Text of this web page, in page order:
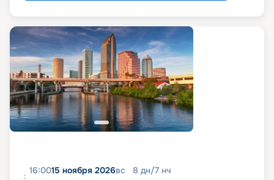
16:0015 ноября 2026вс 8 дн/7 нч